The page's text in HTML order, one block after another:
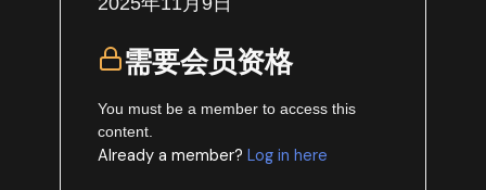
需要会员资格
You must be a member to access this
content.
Already a member?Log in here